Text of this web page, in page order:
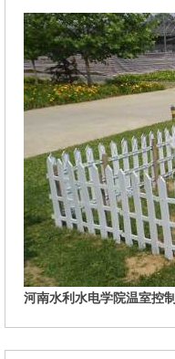
河南水利水电学院温室控制